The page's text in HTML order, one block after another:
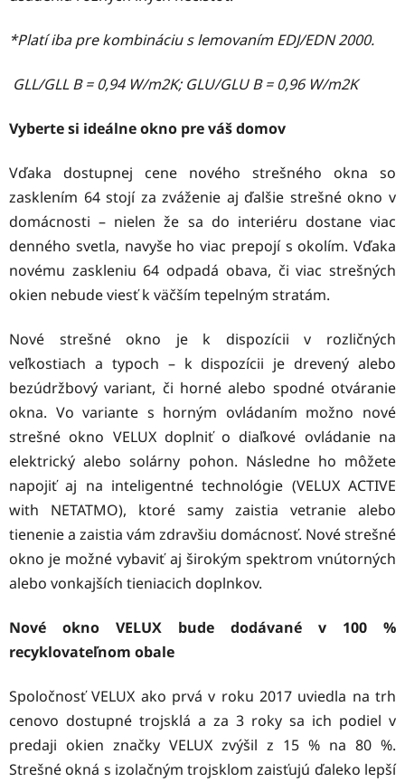
*Platí iba pre kombináciu s lemovaním EDJ/EDN 2000.
GLL/GLL B = 0,94 W/m2K; GLU/GLU B = 0,96 W/m2K
Vyberte si ideálne okno pre váš domov
Vďaka dostupnej cene nového strešného okna so
zasklením 64 stojí za zváženie aj ďalšie strešné okno v
domácnosti – nielen že sa do interiéru dostane viac
denného svetla, navyše ho viac prepojí s okolím. Vďaka
novému zaskleniu 64 odpadá obava, či viac strešných
okien nebude viesť k väčším tepelným stratám.
Nové strešné okno je k dispozícii v rozličných
veľkostiach a typoch – k dispozícii je drevený alebo
bezúdržbový variant, či horné alebo spodné otváranie
okna. Vo variante s horným ovládaním možno nové
strešné okno VELUX doplniť o diaľkové ovládanie na
elektrický alebo solárny pohon. Následne ho môžete
napojiť aj na inteligentné technológie (VELUX ACTIVE
with NETATMO), ktoré samy zaistia vetranie alebo
tienenie a zaistia vám zdravšiu domácnosť. Nové strešné
okno je možné vybaviť aj širokým spektrom vnútorných
alebo vonkajších tieniacich doplnkov.
Nové okno VELUX bude dodávané v 100 %
recyklovateľnom obale
Spoločnosť VELUX ako prvá v roku 2017 uviedla na trh
cenovo dostupné trojsklá a za 3 roky sa ich podiel v
predaji okien značky VELUX zvýšil z 15 % na 80 %.
Strešné okná s izolačným trojsklom zaisťujú ďaleko lepší